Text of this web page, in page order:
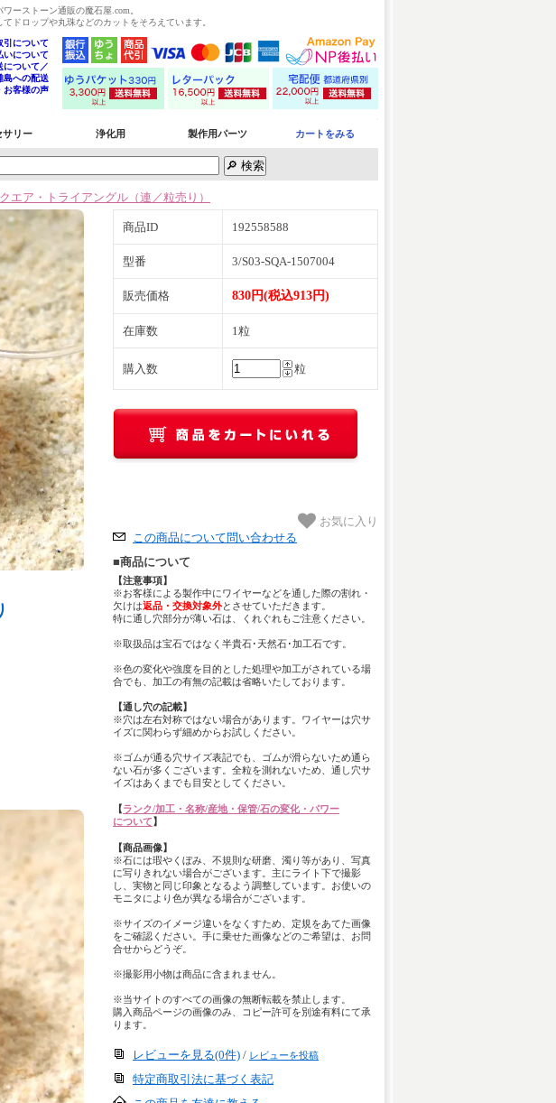
ーストーン通販の魔石屋.com。
ドロップや丸珠などのカットをそろえています。
引について
いについて
について／
島への配送
お客様の声
サリー 浄化用 製作用パーツ カートをみる
エア・トライアングル（連／粒売り）
商品ID 192558588
型番 3/S03-SQA-1507004
販売価格 830円(税込913円)
在庫数 1粒
購入数 粒
お気に入り
この商品について問い合わせる
■商品について
【注意事項】
※お客様による製作中にワイヤーなどを通した際の割れ・
欠けは返品・交換対象外とさせていただきます。
特に通し穴部分が薄い石は、くれぐれもご注意ください。
※取扱品は宝石ではなく半貴石･天然石･加工石です。
※色の変化や強度を目的とした処理や加工がされている場
合でも、加工の有無の記載は省略いたしております。
【通し穴の記載】
※穴は左右対称ではない場合があります。ワイヤーは穴サ
イズに関わらず細めからお試しください。
※ゴムが通る穴サイズ表記でも、ゴムが滑らないため通ら
ない石が多くございます。全粒を測れないため、通し穴サ
イズはあくまでも目安としてください。
【ランク/加工・名称/産地・保管/石の変化・パワー
について】
【商品画像】
※石には瑕やくぼみ、不規則な研磨、濁り等があり、写真
に写りきれない場合がございます。主にライト下で撮影
し、実物と同じ印象となるよう調整しています。お使いの
モニタにより色が異なる場合がございます。
※サイズのイメージ違いをなくすため、定規をあてた画像
をご確認ください。手に乗せた画像などのご希望は、お問
合せからどうぞ。
※撮影用小物は商品に含まれません。
※当サイトのすべての画像の無断転載を禁止します。
購入商品ページの画像のみ、コピー許可を別途有料にて承
ります。
レビューを見る(0件) / レビューを投稿
特定商取引法に基づく表記